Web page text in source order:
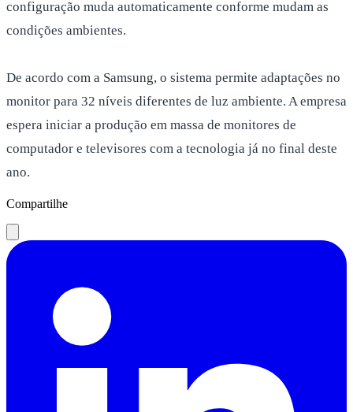
configuração muda automaticamente conforme mudam as
condições ambientes.
De acordo com a Samsung, o sistema permite adaptações no
monitor para 32 níveis diferentes de luz ambiente. A empresa
espera iniciar a produção em massa de monitores de
computador e televisores com a tecnologia já no final deste
ano.
Compartilhe